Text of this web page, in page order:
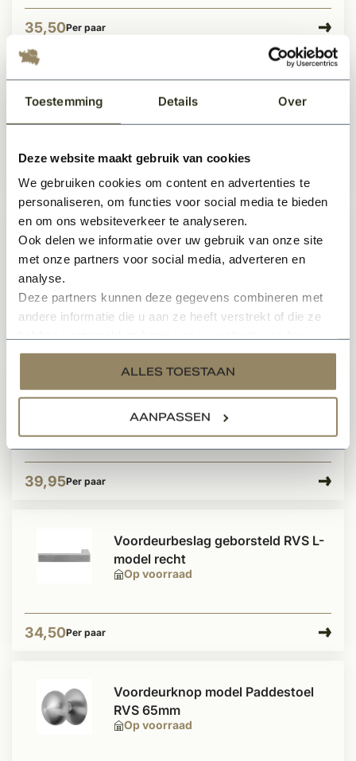
Toestemming Details Over
Deze website maakt gebruik van cookies
We gebruiken cookies om content en advertenties te
personaliseren, om functies voor social media te bieden
en om ons websiteverkeer te analyseren.
Ook delen we informatie over uw gebruik van onze site
met onze partners voor social media, adverteren en
analyse.
Deze partners kunnen deze gegevens combineren met
andere informatie die u aan ze heeft verstrekt of die ze
services.
ALLES TOESTAAN
AANPASSEN
35,50Per paar
mat zwart 19mm
59,50Per paar
Achterdeurbeslag geborsteld RVS
19mm L-model
Op voorraad
Voordeurbeslag zwart L-model
39,95Per paar
Op voorraad
Voordeurbeslag geborsteld RVS L-
model recht
34,50Per paar
Op voorraad
Voordeurknop model Paddestoel
RVS 65mm